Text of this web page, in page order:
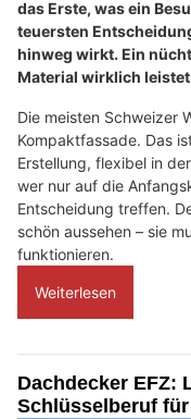
das Erste, was ein
teuersten
hinweg wirkt. Ein
Material wirklich
Die meisten Schweizer
Kompaktfassade. Das
Erstellung, flexibel in
wer nur auf die
Entscheidung treffen.
schön aussehen – sie
funktionieren.
Weiterlesen
Dachdecker EFZ:
Schlüsselberuf